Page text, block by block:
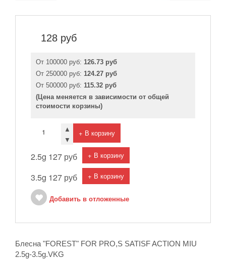
128 руб
От 100000 руб: 126.73 руб
От 250000 руб: 124.27 руб
От 500000 руб: 115.32 руб
(Цена меняется в зависимости от общей
стоимости корзины)
▲
▼
+ В корзину
2.5g 127 руб + В корзину
3.5g 127 руб + В корзину
Добавить в отложенные
Блесна "FOREST" FOR PRO,S SATISF ACTION MIU
2.5g-3.5g.VKG